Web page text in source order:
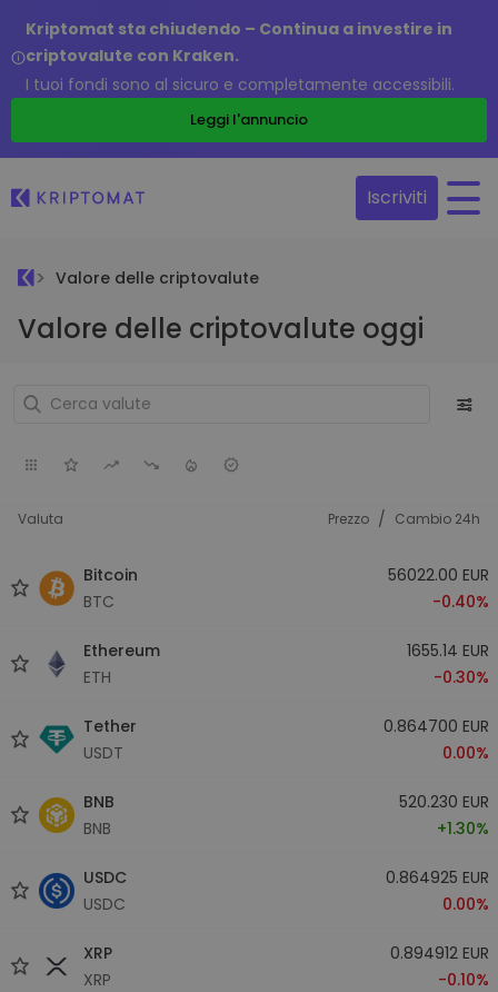
Kriptomat sta chiudendo – Continua a investire in
criptovalute con Kraken.
I tuoi fondi sono al sicuro e completamente accessibili.
Leggi l'annuncio
Iscriviti
Valore delle criptovalute
Valore delle criptovalute oggi
Valuta Prezzo / Cambio 24h
Bitcoin
BTC
56022.00 EUR
-0.40%
Ethereum
ETH
1655.14 EUR
-0.30%
Tether
USDT
0.864700 EUR
0.00%
BNB
BNB
520.230 EUR
+1.30%
USDC
USDC
0.864925 EUR
0.00%
XRP
XRP
0.894912 EUR
-0.10%